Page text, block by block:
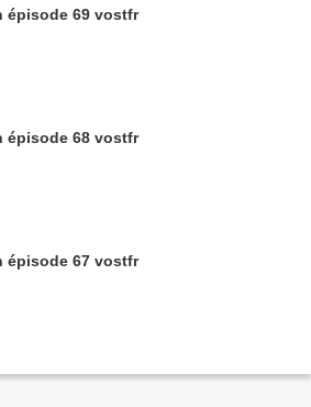
épisode 69 vostfr
épisode 68 vostfr
épisode 67 vostfr